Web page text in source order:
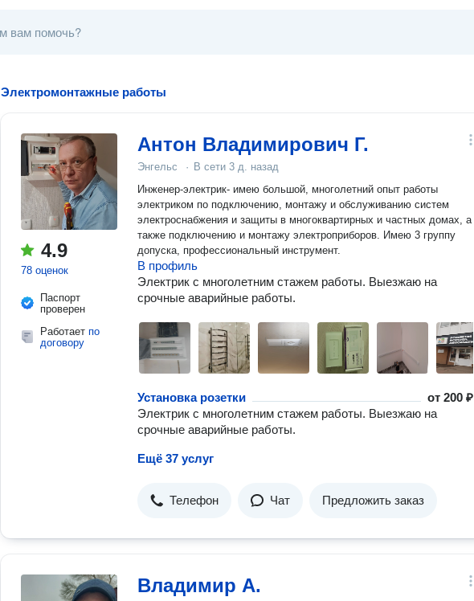
Электромонтажные работы
4.9
78 оценок
Паспорт
проверен
Работает по
договору
Антон Владимирович Г.
Энгельс · В сети 3 д. назад
Инженер-электрик- имею большой, многолетний опыт работы
электриком по подключению, монтажу и обслуживанию систем
электроснабжения и защиты в многоквартирных и частных домах, а
также подключению и монтажу электроприборов. Имею 3 группу
допуска, профессиональный инструмент.
В профиль
Электрик с многолетним стажем работы. Выезжаю на
срочные аварийные работы.
Установка розетки от200 ₽
Электрик с многолетним стажем работы. Выезжаю на
срочные аварийные работы.
Ещё 37 услуг
Телефон Чат Предложить заказ
Владимир А.